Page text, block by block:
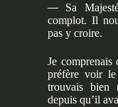
— Sa
complot. Il
pas y croire.
Je comprenais
préfère voir
trouvais
depuis qu’il